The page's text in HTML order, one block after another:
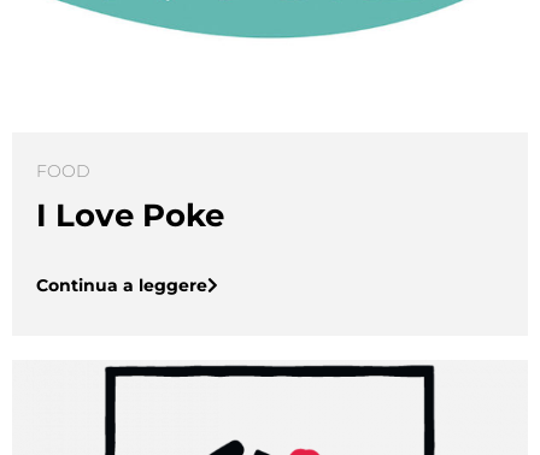
FOOD
I Love Poke
Continua a leggere